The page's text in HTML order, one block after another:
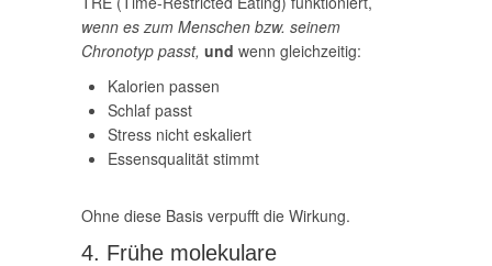
wenn es zum Menschen bzw. seinem
Chronotyp passt, und wenn gleichzeitig:
Kalorien passen
Schlaf passt
Stress nicht eskaliert
Essensqualität stimmt
Ohne diese Basis verpufft die Wirkung.
4. Frühe molekulare